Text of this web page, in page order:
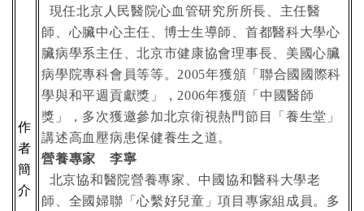
作
者
簡
介
現任北京人民醫院心血管研究所所長、主任醫
師、心臟中心主任、博士生導師、首都醫科大學心
臟病學系主任、北京市健康協會理事長、美國心臟
病學院專科會員等等。2005年獲頒「聯合國國際科
學與和平週貢獻獎」，2006年獲頒「中國醫師
獎」，多次獲邀參加北京衛視熱門節目「養生堂」
講述高血壓病患保健養生之道。
營養專家 李寧
北京協和醫院營養專家、中國協和醫科大學老
師、全國婦聯「心繫好兒童」項目專家組成員。多